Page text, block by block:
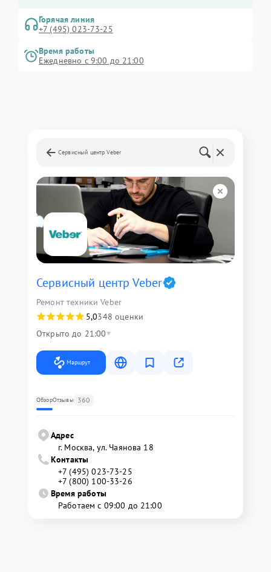
Горячая линия
+7 (495) 023-73-25
Время работы
Ежедневно с 9:00 до 21:00
Сервисный центр Veber
Сервисный центр Veber
Ремонт техники Veber
5,0348 оценки
Открыто до 21:00
Маршрут
ОбзорОтзывы 360
Адрес
г. Москва, ул. Чаянова 18
Контакты
+7 (495) 023-73-25
+7 (800) 100-33-26
Время работы
Работаем с 09:00 до 21:00